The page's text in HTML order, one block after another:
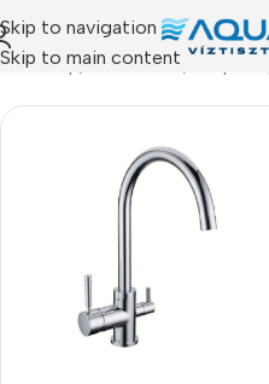
Skip to navigation
Skip to main content
Kezdőlap/Termékeink